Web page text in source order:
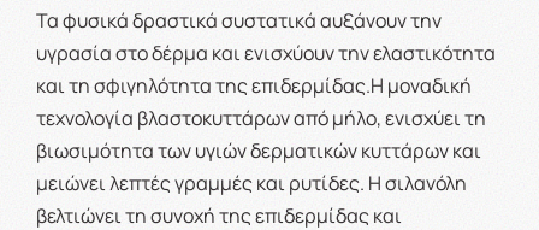
Τα φυσικά δραστικά συστατικά αυξάνουν την
υγρασία στο δέρμα και ενισχύουν την ελαστικότητα
και τη σφιγηλότητα της επιδερμίδας.Η μοναδική
τεχνολογία βλαστοκυττάρων από μήλο, ενισχύει τη
βιωσιμότητα των υγιών δερματικών κυττάρων και
μειώνει λεπτές γραμμές και ρυτίδες. Η σιλανόλη
βελτιώνει τη συνοχή της επιδερμίδας και